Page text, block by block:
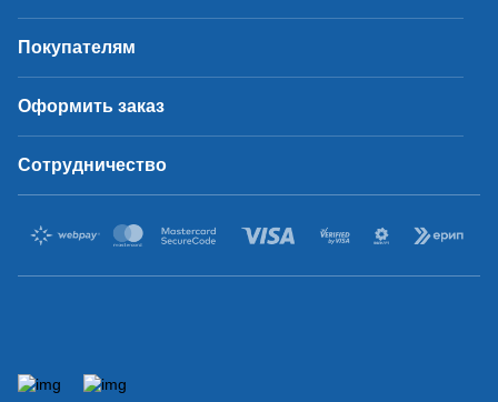
Покупателям
Оформить заказ
Сотрудничество